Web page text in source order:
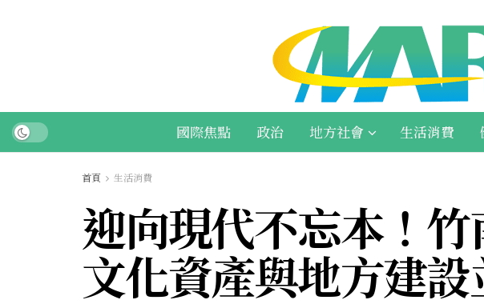
國際焦點 政治 地方社會 生活消費
首頁 生活消費
迎向現代不忘本！竹
文化資產與地方建設